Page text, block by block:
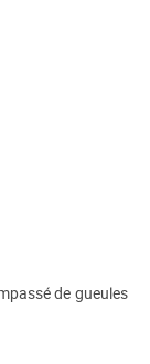
de gueules